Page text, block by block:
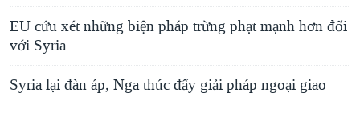
EU cứu xét những biện pháp trừng phạt mạnh hơn đối
với Syria
Syria lại đàn áp, Nga thúc đẩy giải pháp ngoại giao